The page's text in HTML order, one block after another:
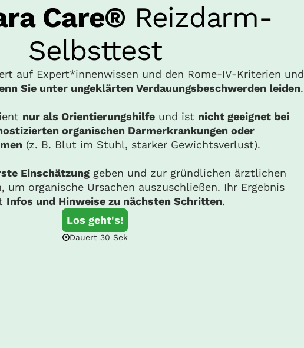
Care® Reizdarm-
Selbsttest
auf Expert*innenwissen und den Rome-IV-Kriterien und
Sie unter ungeklärten Verdauungsbeschwerden leiden.
nur als Orientierungshilfe und ist nicht geeignet bei
organischen Darmerkrankungen oder
(z. B. Blut im Stuhl, starker Gewichtsverlust).
Einschätzunggeben und zur gründlichen ärztlichen
um organische Ursachen auszuschließen. Ihr Ergebnis
Infos und Hinweise zu nächsten Schritten.
Los geht's!
Dauert 30 Sek